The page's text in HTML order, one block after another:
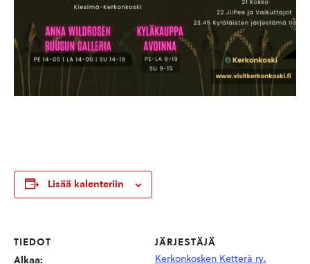
Lisää kalenteriin
TIEDOT
Alkaa:
JÄRJESTÄJÄ
Kerkonkosken Ketterä ry.